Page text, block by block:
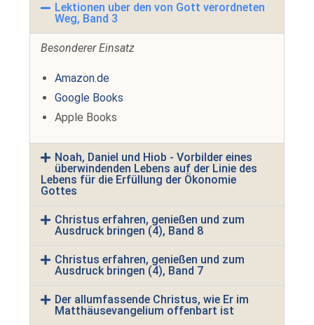
Lektionen uber den von Gott verordneten
Weg, Band 3
Besonderer Einsatz
Amazon.de
Google Books
Apple Books
Noah, Daniel und Hiob - Vorbilder eines
überwindenden Lebens auf der Linie des
Lebens für die Erfüllung der Ökonomie
Gottes
Christus erfahren, genießen und zum
Ausdruck bringen (4), Band 8
Christus erfahren, genießen und zum
Ausdruck bringen (4), Band 7
Der allumfassende Christus, wie Er im
Matthäusevangelium offenbart ist